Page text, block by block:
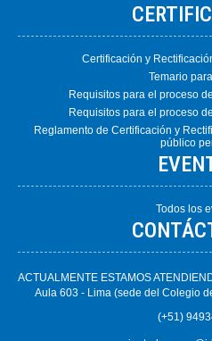
Certificación y
Temario
Requisitos para el proceso
Requisitos para el proceso
Reglamento de Certificación y
público
Todos los
ACTUALMENTE ESTAMOS
Aula 603 - Lima (sede del Colegio
(+51)